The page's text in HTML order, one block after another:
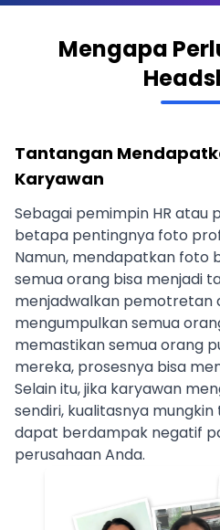
Mengapa
Tantangan
Karyawan
Sebagai pemimpin HR atau
betapa pentingnya foto
Namun, mendapatkan foto
semua orang bisa menjadi
menjadwalkan pemotretan
mengumpulkan semua
memastikan semua orang
mereka, prosesnya bisa
Selain itu, jika karyawan
sendiri, kualitasnya
dapat berdampak negatif
perusahaan Anda.